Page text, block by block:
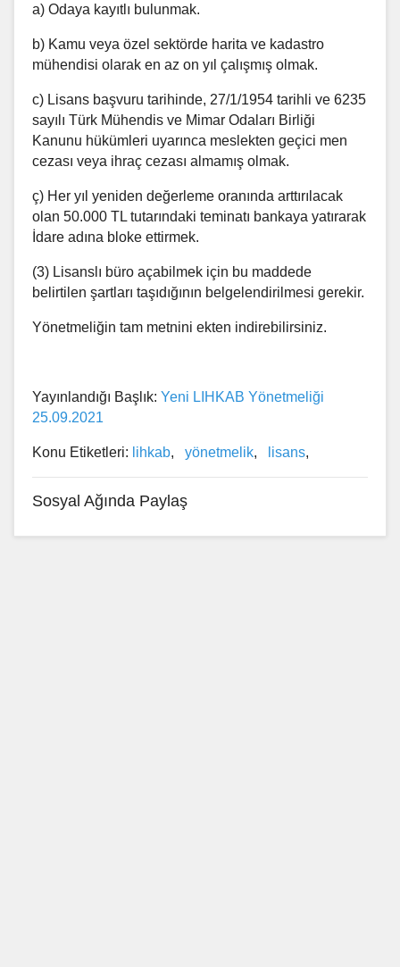
a) Odaya kayıtlı bulunmak.
b) Kamu veya özel sektörde harita ve kadastro
mühendisi olarak en az on yıl çalışmış olmak.
c) Lisans başvuru tarihinde, 27/1/1954 tarihli ve 6235
sayılı Türk Mühendis ve Mimar Odaları Birliği
Kanunu hükümleri uyarınca meslekten geçici men
cezası veya ihraç cezası almamış olmak.
ç) Her yıl yeniden değerleme oranında arttırılacak
olan 50.000 TL tutarındaki teminatı bankaya yatırarak
İdare adına bloke ettirmek.
(3) Lisanslı büro açabilmek için bu maddede
belirtilen şartları taşıdığının belgelendirilmesi gerekir.
Yönetmeliğin tam metnini ekten indirebilirsiniz.
Yayınlandığı Başlık: Yeni LIHKAB Yönetmeliği
25.09.2021
Konu Etiketleri: lihkab, yönetmelik, lisans,
Sosyal Ağında Paylaş